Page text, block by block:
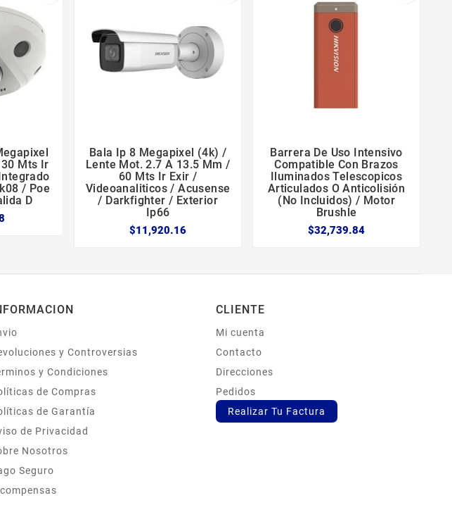
Mts Ir
/ Poe
D
  
Bala Ip 8 Megapixel (4k) /
Lente Mot. 2.7 A 13.5 Mm /
60 Mts Ir Exir /
Videoanaliticos / Acusense
/ Darkfighter / Exterior
Ip66
$11,920.16
  
Barrera De Uso Intensivo
Compatible Con Brazos
Iluminados Telescopicos
Articulados O Anticolisión
(no Incluidos) / Motor
Brushle
$32,739.84
y Controversias
y Condiciones
de Compras
de Garantía
de Privacidad
Nosotros
Seguro
CLIENTE
Mi cuenta
Contacto
Direcciones
Pedidos
Realizar Tu Factura